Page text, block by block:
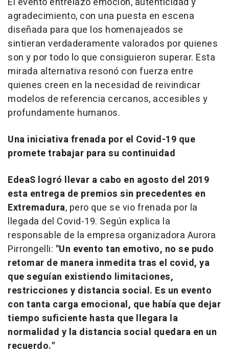
agradecimiento, con una puesta en escena
diseñada para que los homenajeados se
sintieran verdaderamente valorados por quienes
son y por todo lo que consiguieron superar. Esta
mirada alternativa resonó con fuerza entre
quienes creen en la necesidad de reivindicar
modelos de referencia cercanos, accesibles y
profundamente humanos.
Una iniciativa frenada por el Covid-19 que
promete trabajar para su continuidad
EdeaS logró llevar a cabo en agosto del 2019
esta entrega de premios sin precedentes en
Extremadura, pero que se vio frenada por la
llegada del Covid-19. Según explica la
responsable de la empresa organizadora Aurora
Pirrongelli: "Un evento tan emotivo, no se pudo
retomar de manera inmedita tras el covid, ya
que seguían existiendo limitaciones,
restricciones y distancia social. Es un evento
con tanta carga emocional, que había que dejar
tiempo suficiente hasta que llegara la
normalidad y la distancia social quedara en un
recuerdo."